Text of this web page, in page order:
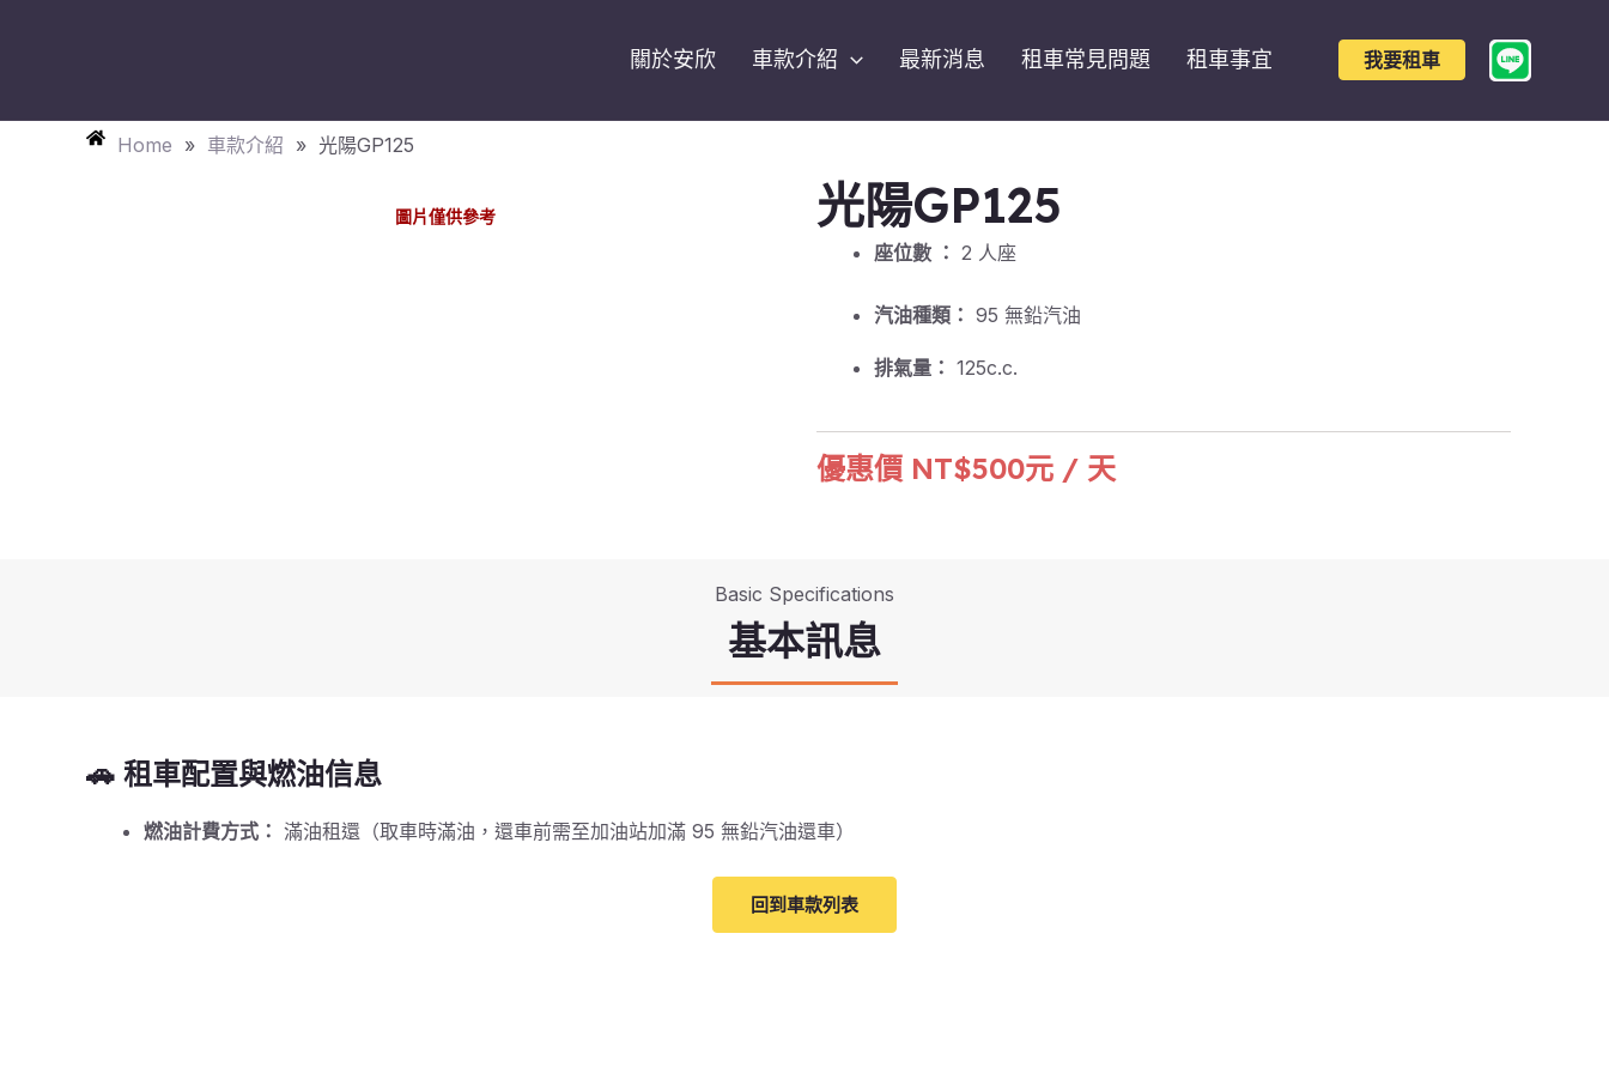
要
關於安欣 車款介紹 最新消息 租車常見問題 租車事宜 我要租車
Home » 車款介紹 » 光陽GP125
圖片僅供參考 光陽GP125
座位數 ： 2 人座
汽油種類： 95 無鉛汽油
排氣量： 125c.c.
優惠價 NT$500元 / 天
Basic Specifications
基本訊息
🚗 租車配置與燃油信息
燃油計費方式： 滿油租還（取車時滿油，還車前需至加油站加滿 95 無鉛汽油還車）
回到車款列表